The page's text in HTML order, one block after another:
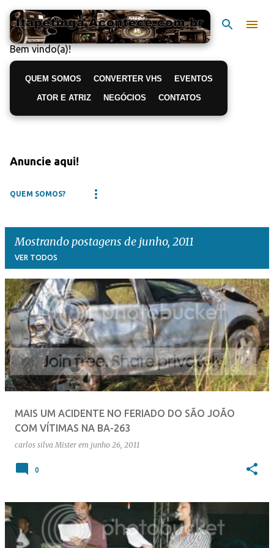
Pular para o conteúdo principal
Bem vindo(a)!
QUEM SOMOS CONVERTER VHS EVENTOS
ATOR E ATRIZ NEGÓCIOS CONTATOS
Anuncie aqui!
QUEM SOMOS?
Mostrando postagens de junho, 2011
VER TODOS
P
o
s
t
a
g
MAIS UM ACIDENTE NO FERIADO DO SÃO JOÃO
COM VÍTIMAS NA BA-263
carlos silva Mister em junho 26, 2011
0